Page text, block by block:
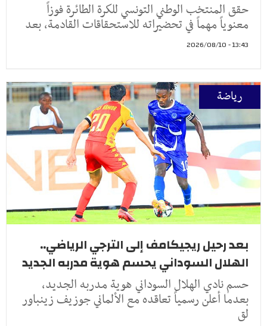
حقق المنتخب الوطني التونسي للكرة الطائرة فوزاً
معنوياً مهماً في تحضيراته للاستحقاقات القادمة، بعد
13:43 - 2026/08/10
رياضة
بعد رحيل ريجيكامف إلى الترجي الرياضي..
الهلال السوداني يحسم هوية مدربه الجديد
حسم نادي الهلال السوداني هوية مدربه الجديد،
بعدما أعلن رسمياً تعاقده مع الألماني جوزيف زينباور
لق